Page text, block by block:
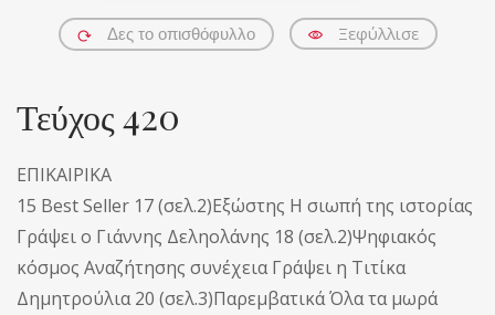
Δες το οπισθόφυλλο Ξεφύλλισε
Τεύχος 420
ΕΠΙΚΑΙΡΙΚΑ
15 Best Seller 17 (σελ.2)Εξώστης Η σιωπή της ιστορίας
Γράψει ο Γιάννης Δεληολάνης 18 (σελ.2)Ψηφιακός
κόσμος Αναζήτησης συνέχεια Γράψει η Τιτίκα
Δημητρούλια 20 (σελ.3)Παρεμβατικά Όλα τα μωρά